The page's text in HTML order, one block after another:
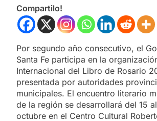
Compartilo!
Por segundo año consecutivo, el
Santa Fe participa en la
Internacional del Libro de Rosario
presentada por autoridades
municipales. El encuentro literario
de la región se desarrollará del 15
octubre en el Centro Cultural